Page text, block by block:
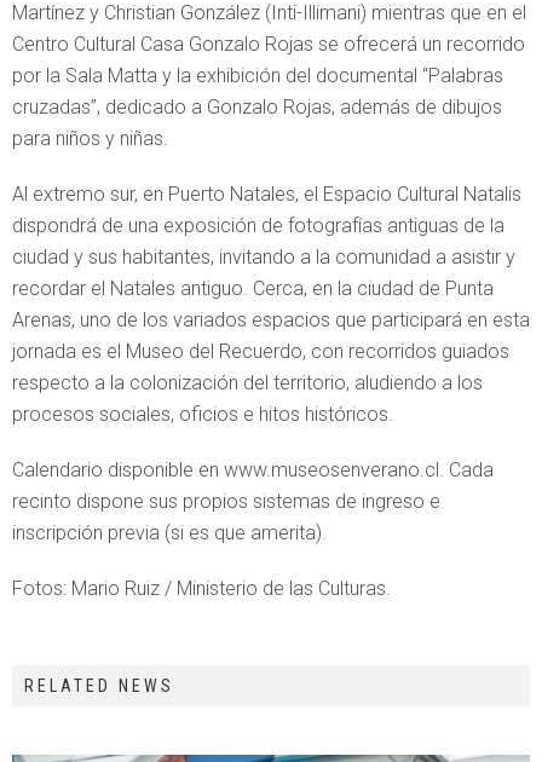
Martínez y Christian González (Inti-Illimani) mientras que en el
Centro Cultural Casa Gonzalo Rojas se ofrecerá un recorrido
por la Sala Matta y la exhibición del documental “Palabras
cruzadas”, dedicado a Gonzalo Rojas, además de dibujos
para niños y niñas.
Al extremo sur, en Puerto Natales, el Espacio Cultural Natalis
dispondrá de una exposición de fotografías antiguas de la
ciudad y sus habitantes, invitando a la comunidad a asistir y
recordar el Natales antiguo. Cerca, en la ciudad de Punta
Arenas, uno de los variados espacios que participará en esta
jornada es el Museo del Recuerdo, con recorridos guiados
respecto a la colonización del territorio, aludiendo a los
procesos sociales, oficios e hitos históricos.
Calendario disponible en www.museosenverano.cl. Cada
recinto dispone sus propios sistemas de ingreso e
inscripción previa (si es que amerita).
Fotos: Mario Ruiz / Ministerio de las Culturas.
RELATED NEWS